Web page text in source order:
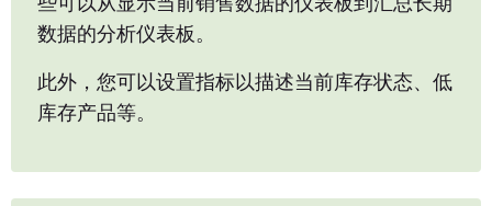
数据的分析仪表板。
此外，您可以设置指标以描述当前库存状态、低
库存产品等。